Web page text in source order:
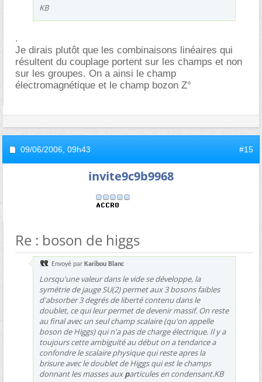
KB
.
Je dirais plutôt que les combinaisons linéaires qui
résultent du couplage portent sur les champs et non
sur les groupes. On a ainsi le champ
électromagnétique et le champ bozon Z°
09/06/2006, 09h43 #15
invite9c9b9968
Re : boson de higgs
Envoyé par Karibou Blanc
Lorsqu'une valeur dans le vide se développe, la
symétrie de jauge SU(2) permet aux 3 bosons faibles
d'absorber 3 degrés de liberté contenu dans le
doublet, ce qui leur permet de devenir massif. On reste
au final avec un seul champ scalaire (qu'on appelle
boson de Higgs) qui n'a pas de charge électrique. Il y a
toujours cette ambiguité au début on a tendance a
confondre le scalaire physique qui reste apres la
brisure avec le doublet de Higgs qui est le champs
donnant les masses auxparticules en condensant.KB